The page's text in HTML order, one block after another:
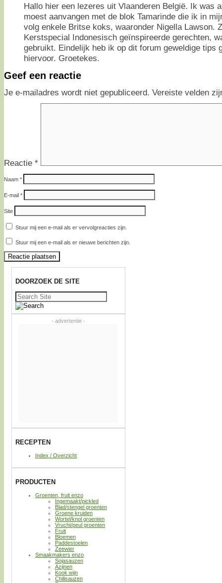
Hallo hier een lezeres uit Vlaanderen België. Ik was
moest aanvangen met de blok Tamarinde die ik in
volg enkele Britse koks, waaronder Nigella Lawson.
Kerstspecial Indonesisch geïnspireerde gerechten,
gebruikt. Eindelijk heb ik op dit forum geweldige tips
hiervoor. Groetekes.
Geef een reactie
Je e-mailadres wordt niet gepubliceerd. Vereiste velden
Reactie *
Naam *
E-mail *
Site
Stuur mij een e-mail als er vervolgreacties zijn.
Stuur mij een e-mail als er nieuwe berichten zijn.
DOORZOEK DE SITE
Zoeken
naar:
- advertentie -
RECEPTEN
Index / Overzicht
PRODUCTEN
Groenten, fruit enzo
Ingemaakt/pickled
Blad/stengel groenten
Groene kruiden
Wortel/knol groenten
Vrucht/peul groenten
Fruit
Bloemen
Paddestoelen
Zeewier
Smaakmakers enzo
Sojasauzen
Azijnen
Kook wijn
Chilisauzen